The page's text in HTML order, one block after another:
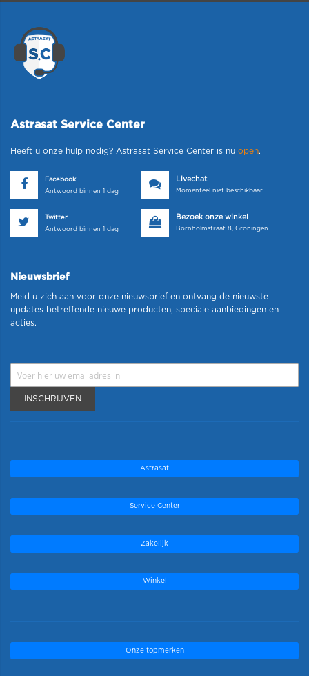
Astrasat Service Center
Heeft u onze hulp nodig? Astrasat Service Center is nu open.
Facebook
Antwoord binnen 1 dag
Livechat
Momenteel niet beschikbaar
Twitter
Antwoord binnen 1 dag
Bezoek onze winkel
Bornholmstraat 8, Groningen
Nieuwsbrief
Meld u zich aan voor onze nieuwsbrief en ontvang de nieuwste
updates betreffende nieuwe producten, speciale aanbiedingen en
acties.
INSCHRIJVEN
Astrasat
Service Center
Zakelijk
Winkel
Onze topmerken